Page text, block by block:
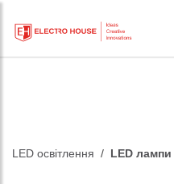
LED освітлення LED лампи